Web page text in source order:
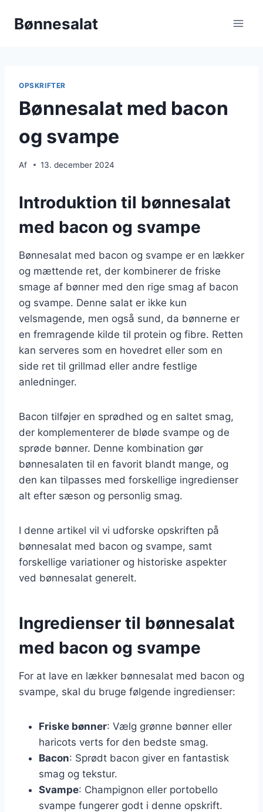
Bønnesalat
OPSKRIFTER
Bønnesalat med bacon
og svampe
Af 13. december 2024
Introduktion til bønnesalat
med bacon og svampe
Bønnesalat med bacon og svampe er en lækker
og mættende ret, der kombinerer de friske
smage af bønner med den rige smag af bacon
og svampe. Denne salat er ikke kun
velsmagende, men også sund, da bønnerne er
en fremragende kilde til protein og fibre. Retten
kan serveres som en hovedret eller som en
side ret til grillmad eller andre festlige
anledninger.
Bacon tilføjer en sprødhed og en saltet smag,
der komplementerer de bløde svampe og de
sprøde bønner. Denne kombination gør
bønnesalaten til en favorit blandt mange, og
den kan tilpasses med forskellige ingredienser
alt efter sæson og personlig smag.
I denne artikel vil vi udforske opskriften på
bønnesalat med bacon og svampe, samt
forskellige variationer og historiske aspekter
ved bønnesalat generelt.
Ingredienser til bønnesalat
med bacon og svampe
For at lave en lækker bønnesalat med bacon og
svampe, skal du bruge følgende ingredienser:
Friske bønner: Vælg grønne bønner eller
haricots verts for den bedste smag.
Bacon: Sprødt bacon giver en fantastisk
smag og tekstur.
Svampe: Champignon eller portobello
svampe fungerer godt i denne opskrift.